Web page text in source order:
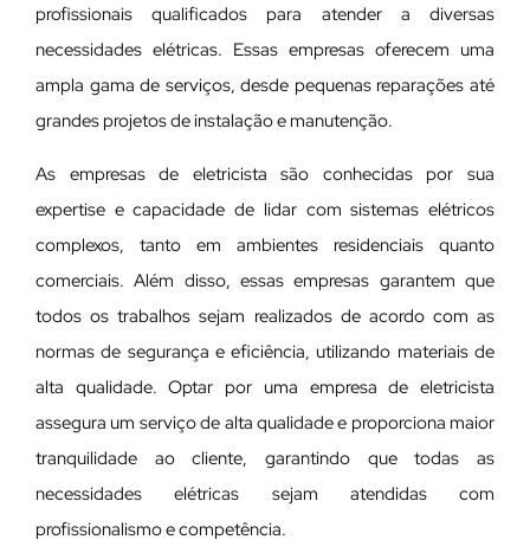
profissionais qualificados para atender a diversas
necessidades elétricas. Essas empresas oferecem uma
ampla gama de serviços, desde pequenas reparações até
grandes projetos de instalação e manutenção.
As empresas de eletricista são conhecidas por sua
expertise e capacidade de lidar com sistemas elétricos
complexos, tanto em ambientes residenciais quanto
comerciais. Além disso, essas empresas garantem que
todos os trabalhos sejam realizados de acordo com as
normas de segurança e eficiência, utilizando materiais de
alta qualidade. Optar por uma empresa de eletricista
assegura um serviço de alta qualidade e proporciona maior
tranquilidade ao cliente, garantindo que todas as
necessidades elétricas sejam atendidas com
profissionalismo e competência.